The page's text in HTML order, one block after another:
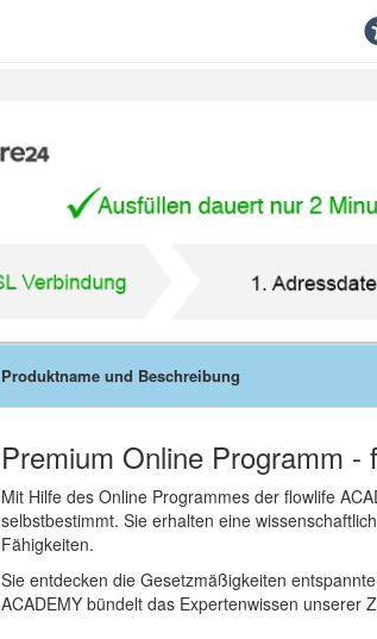
Produktname und Beschreibung
Premium Online Programm -
Mit Hilfe des Online Programmes der flowlife
selbstbestimmt. Sie erhalten eine
Fähigkeiten.
Sie entdecken die Gesetzmäßigkeiten
ACADEMY bündelt das Expertenwissen unserer